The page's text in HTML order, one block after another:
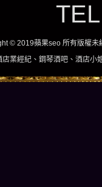
© 2019蘋果seo 所有版權未
、酒店小姐、酒店兼職